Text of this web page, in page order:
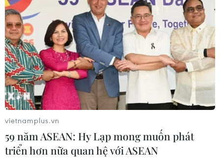
vietnamplus.vn
59 năm ASEAN: Hy Lạp mong muốn phát
triển hơn nữa quan hệ với ASEAN